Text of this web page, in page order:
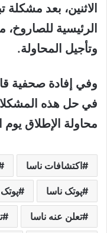
الاثنين، بعد
الرئيسية
وتأجيل المحاولة.
وفي إفادة صحفية
في حل هذه
محاولة الإطلاق
اكتشافات ناسا
پوتک ناسا
تعلن عنه ناسا